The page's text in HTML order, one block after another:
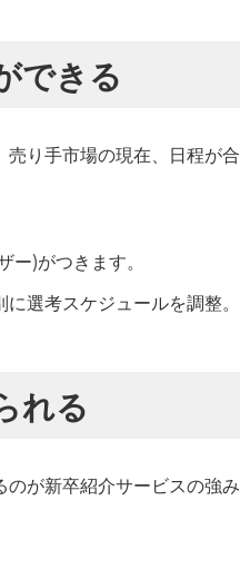
できる
り手市場の現在、日程が合
)がつきます。
選考スケジュールを調整。
れる
が新卒紹介サービスの強み